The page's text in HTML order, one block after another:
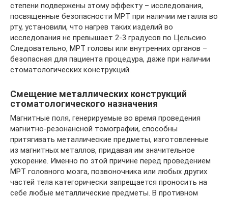
степени подвержены этому эффекту – исследования,
посвященные безопасности МРТ при наличии металла во
рту, установили, что нагрев таких изделий во
исследования не превышает 2-3 градусов по Цельсию.
Следовательно, МРТ головы или внутренних органов –
безопасная для пациента процедура, даже при наличии
стоматологических конструкций.
Смещение металлических конструкций
стоматологического назначения
Магнитные поля, генерируемые во время проведения
магнитно-резонансной томографии, способны
притягивать металлические предметы, изготовленные
из магнитных металлов, придавая им значительное
ускорение. Именно по этой причине перед проведением
МРТ головного мозга, позвоночника или любых других
частей тела категорически запрещается проносить на
себе любые металлические предметы. В противном